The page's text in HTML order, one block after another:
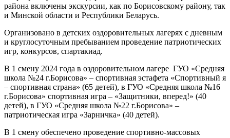
района включены экскурсии, как по Борисовскому району, так
и Минской области и Республики Беларусь.
Организовано в детских оздоровительных лагерях с дневным
и круглосуточным пребыванием проведение патриотических
игр, конкурсов, спартакиад.
В 1 смену 2024 года в оздоровительном лагере ГУО «Средняя
школа №24 г.Борисова» – спортивная эстафета «Спортивный я
– спортивная страна» (65 детей), в ГУО «Средняя школа №16
г.Борисова» спортивная игра – «Защитники, вперед!» (40
детей), в ГУО «Средняя школа №22 г.Борисова» –
патриотическая игра «Зарничка» (40 детей).
В 1 смену обеспечено проведение спортивно-массовых